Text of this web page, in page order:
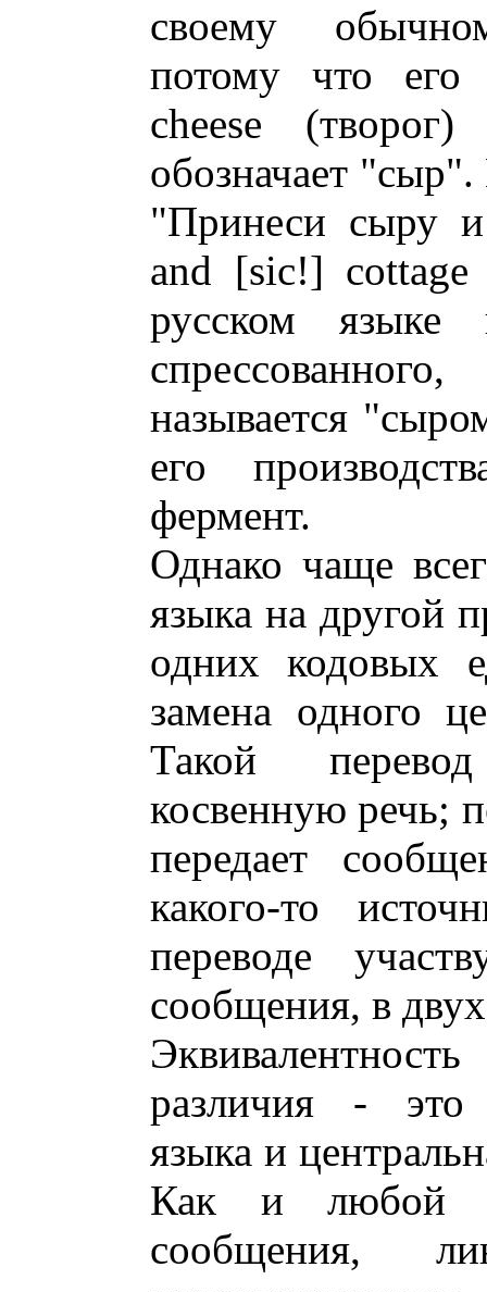
своему
потому что его
cheese
обозначает
"Принеси сыру
and [sic!] cottage
русском языке
называется
его
фермент.
Однако чаще
языка на другой
одних кодовых
замена одного
Такой
косвенную речь;
передает
какого-то
переводе
сообщения, в
различия - это
языка и
Как и любой
сообщения,